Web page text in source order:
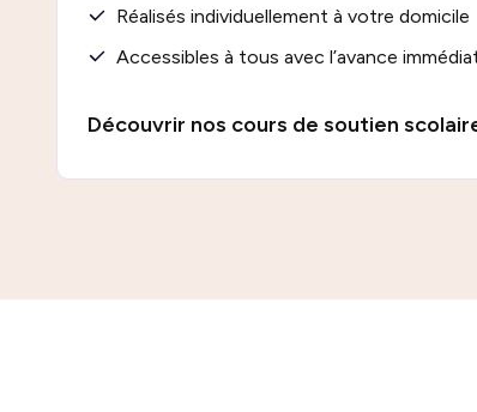
Réalisés individuellement à votre domicile
Accessibles à tous avec l’avance
Découvrir nos cours de soutien